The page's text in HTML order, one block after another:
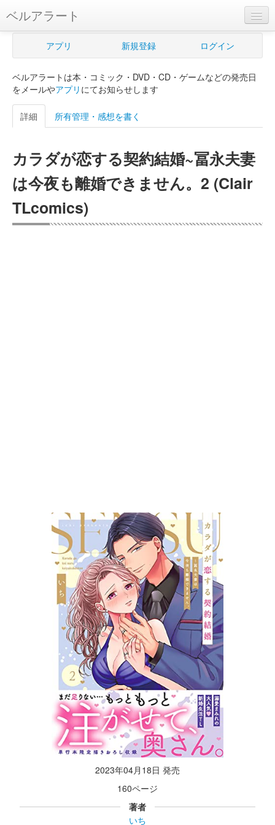
ベルアラート
ベルアラートとは
新規登録
ログイン
購入管理
Myシェルフ
プレミアム
アプリ 新規登録 ログイン
ベルアラートは本・コミック・DVD・CD・ゲームなどの発売日
をメールやアプリ にてお知らせします
詳細 所有管理・感想を書く
カラダが恋する契約結婚~冨永夫妻
は今夜も離婚できません。2 (Clair
TLcomics)
2023年04月18日 発売
160ページ
著者
いち